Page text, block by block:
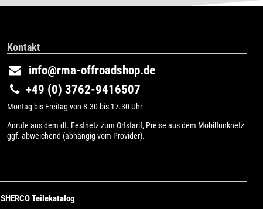
Kontakt
info@rma-offroadshop.de
+49 (0) 3762-9416507
Montag bis Freitag von 8.30 bis 17.30 Uhr
Anrufe aus dem dt. Festnetz zum Ortstarif, Preise aus dem Mobilfunknetz
ggf. abweichend (abhängig vom Provider).
SHERCO Teilekatalog